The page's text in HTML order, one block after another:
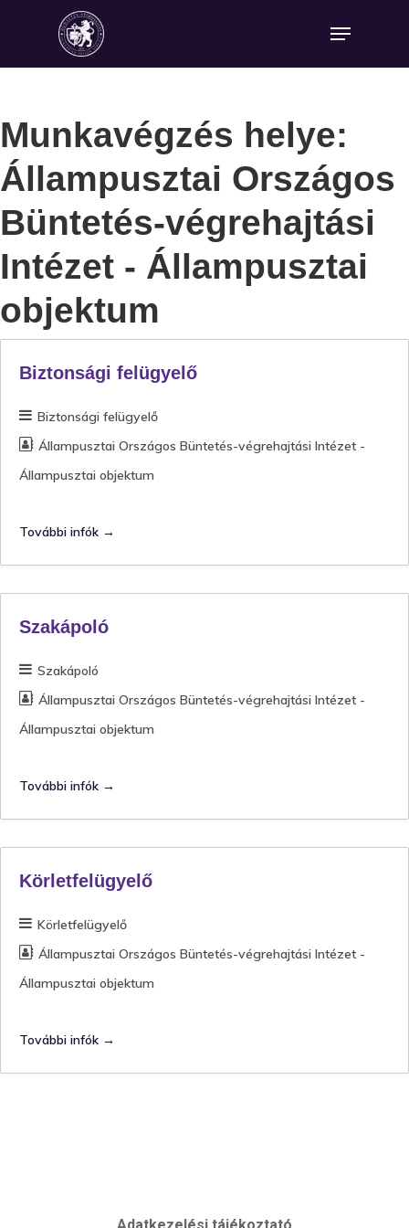
Munkavégzés helye:
Állampusztai Országos
Büntetés-végrehajtási
Intézet - Állampusztai
objektum
Biztonsági felügyelő
Biztonsági felügyelő
Állampusztai Országos Büntetés-végrehajtási Intézet -
Állampusztai objektum
További infók
Szakápoló
Szakápoló
Állampusztai Országos Büntetés-végrehajtási Intézet -
Állampusztai objektum
További infók
Körletfelügyelő
Körletfelügyelő
Állampusztai Országos Büntetés-végrehajtási Intézet -
Állampusztai objektum
További infók